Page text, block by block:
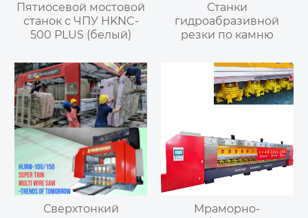
Пятиосевой мостовой
станок с ЧПУ HKNC-
500 PLUS (белый)
Станки
гидроабразивной
резки по камню
Сверхтонкий
Мраморно-